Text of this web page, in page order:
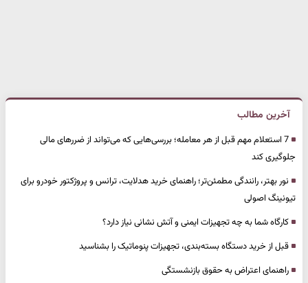
آخرین مطالب
7 استعلام مهم قبل از هر معامله؛ بررسی‌هایی که می‌تواند از ضررهای مالی
جلوگیری کند
نور بهتر، رانندگی مطمئن‌تر؛ راهنمای خرید هدلایت، ترانس و پروژکتور خودرو برای
تیونینگ اصولی
کارگاه شما به چه تجهیزات ایمنی و آتش نشانی نیاز دارد؟
قبل از خرید دستگاه بسته‌بندی، تجهیزات پنوماتیک را بشناسید
راهنمای اعتراض به حقوق بازنشستگی